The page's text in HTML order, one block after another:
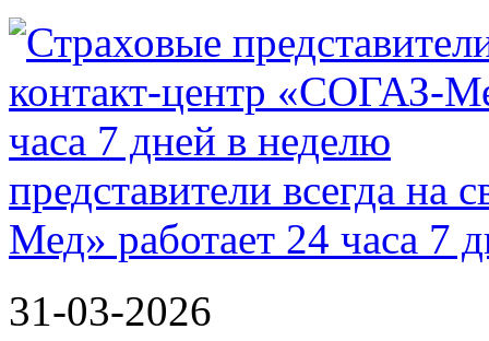
представители всегда на
Мед» работает 24 часа 7
31-03-2026